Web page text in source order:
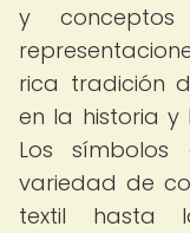
y
rica tradición
en la historia y
Los
variedad de
textil hasta